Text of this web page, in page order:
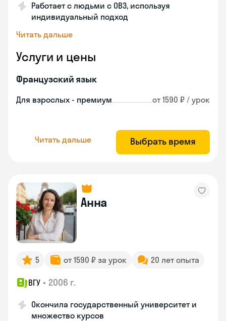
Работает с людьми с ОВЗ, используя
индивидуальный подход
Читать дальше
Услуги и цены
Французский язык
Для взрослых - премиум от 1590 ₽ / урок
Читать дальше Выбрать время
Анна
5 от 1590 ₽ за урок 20 лет опыта
ВГУ • 2006 г.
Окончила государственный университет и
множество курсов